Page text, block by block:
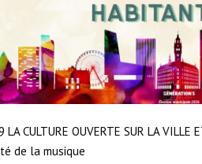
LA CULTURE OUVERTE SUR LA VILLE
de la musique